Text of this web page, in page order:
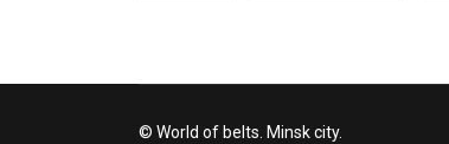
© World of belts. Minsk city.